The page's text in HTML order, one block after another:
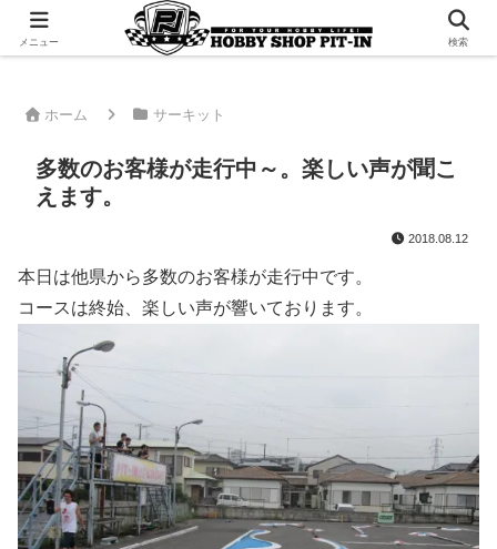
千葉県君津市でラジコンやプラモデルを販売。 ピットインのウェブサイトです
ホーム サーキット
多数のお客様が走行中～。楽しい声が聞こ
えます。
2018.08.12
本日は他県から多数のお客様が走行中です。
コースは終始、楽しい声が響いております。
メニュー 検索